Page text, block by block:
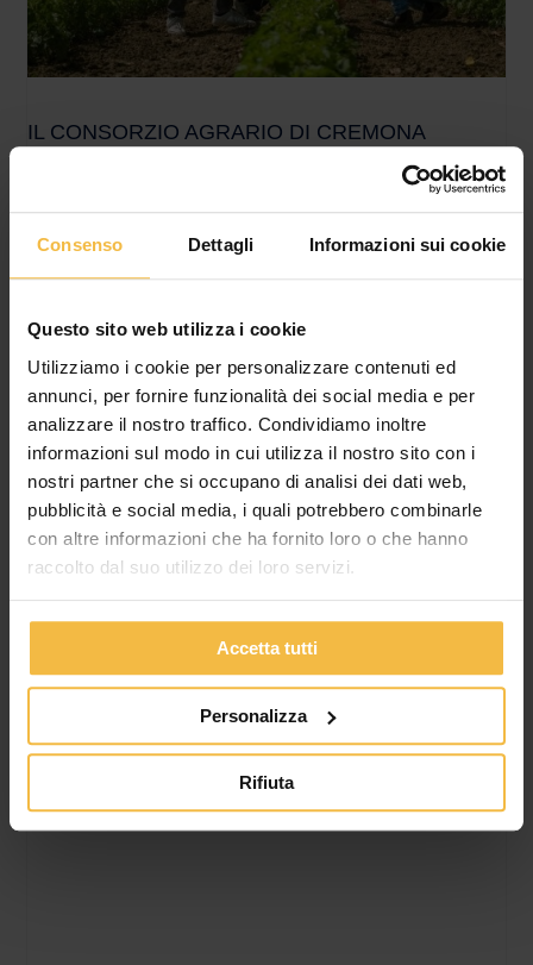
Consenso Dettagli Informazioni sui cookie
Questo sito web utilizza i cookie
Utilizziamo i cookie per personalizzare contenuti ed
annunci, per fornire funzionalità dei social media e per
analizzare il nostro traffico. Condividiamo inoltre
informazioni sul modo in cui utilizza il nostro sito con i
nostri partner che si occupano di analisi dei dati web,
pubblicità e social media, i quali potrebbero combinarle
con altre informazioni che ha fornito loro o che hanno
raccolto dal suo utilizzo dei loro servizi.
Accetta tutti
Personalizza
Rifiuta
IL CONSORZIO AGRARIO DI CREMONA
GESTIONE DEI QUADERNI DI CAMPAGNA
sicurezza per le aziende agricole del territorio In un contesto
agricolo sempre più orientato all’innovazione e alla conformità
APPROVA IL BILANCIO 2025: CRESCE IL
FATTURATO, MIGLIORANO REDDITIVITÀ E
SOLIDITÀ PATRIMONIALE
L’Assemblea dei Soci conferma la fiducia nel percorso di
sviluppo del Consorzio. Valore della produzione a oltre 340
milioni di euro, utile netto a 674